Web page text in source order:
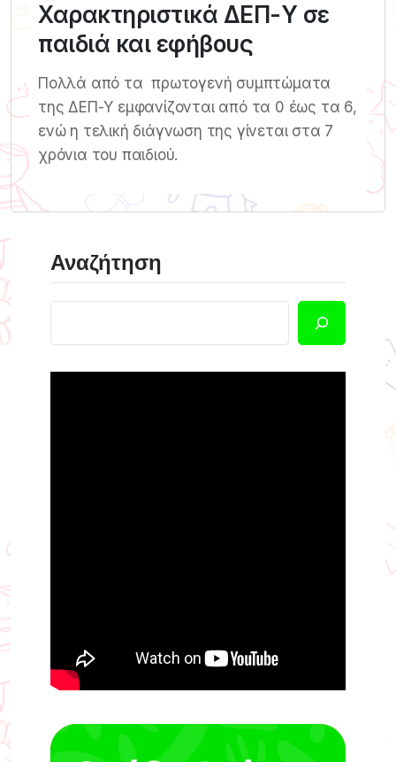
Χαρακτηριστικά ΔΕΠ-Υ σε
παιδιά και εφήβους
Πολλά από τα πρωτογενή συμπτώματα
της ΔΕΠ-Υ εμφανίζονται από τα 0 έως τα 6,
ενώ η τελική διάγνωση της γίνεται στα 7
χρόνια του παιδιού.
Αναζήτηση